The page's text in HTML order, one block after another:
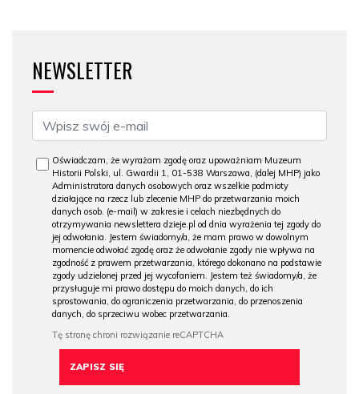
NEWSLETTER
Oświadczam, że wyrażam zgodę oraz upoważniam Muzeum
Historii Polski, ul. Gwardii 1, 01-538 Warszawa, (dalej MHP) jako
Administratora danych osobowych oraz wszelkie podmioty
działające na rzecz lub zlecenie MHP do przetwarzania moich
danych osob. (e-mail) w zakresie i celach niezbędnych do
otrzymywania newslettera dzieje.pl od dnia wyrażenia tej zgody do
jej odwołania. Jestem świadomy/a, że mam prawo w dowolnym
momencie odwołać zgodę oraz że odwołanie zgody nie wpływa na
zgodność z prawem przetwarzania, którego dokonano na podstawie
zgody udzielonej przed jej wycofaniem. Jestem też świadomy/a, że
przysługuje mi prawo dostępu do moich danych, do ich
sprostowania, do ograniczenia przetwarzania, do przenoszenia
danych, do sprzeciwu wobec przetwarzania.